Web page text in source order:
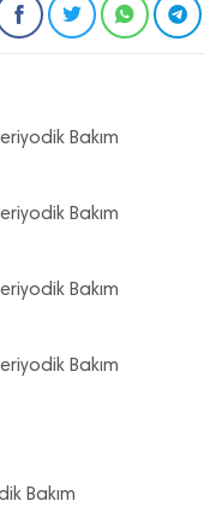
Bakım
Bakım
Bakım
Bakım
Bakım